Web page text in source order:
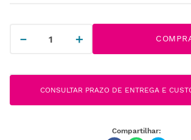
＋
－
CONSULTAR PRAZO DE ENTREGA E